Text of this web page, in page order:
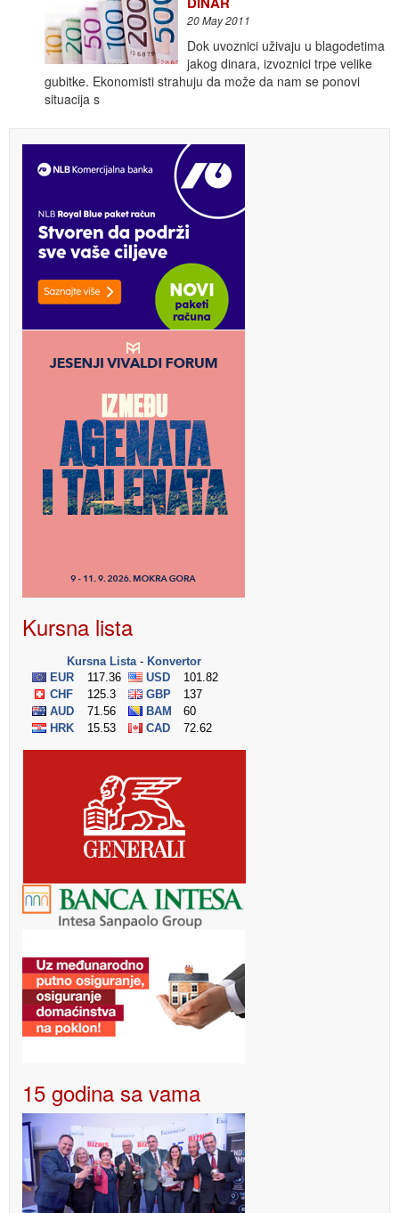
20 May 2011
Dok uvoznici uživaju u blagodetima
jakog dinara, izvoznici trpe velike
gubitke. Ekonomisti strahuju da može da nam se ponovi
situacija s
Kursna lista
15 godina sa vama